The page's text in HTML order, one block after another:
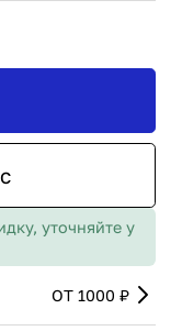
уточняйте у
ОТ 1000 ₽